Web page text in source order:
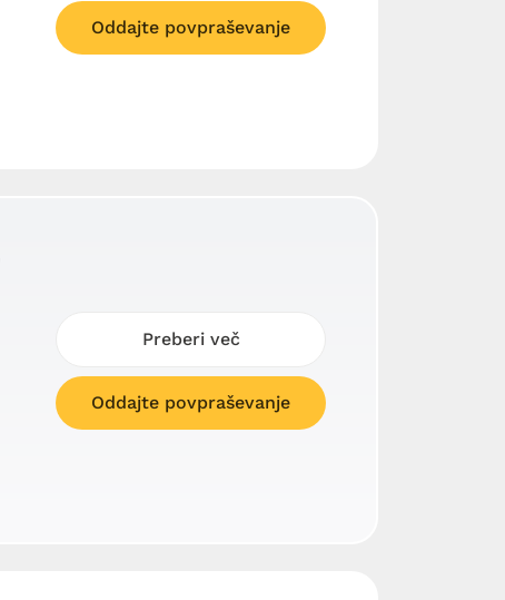
Oddajte povpraševanje
Preberi več
Oddajte povpraševanje